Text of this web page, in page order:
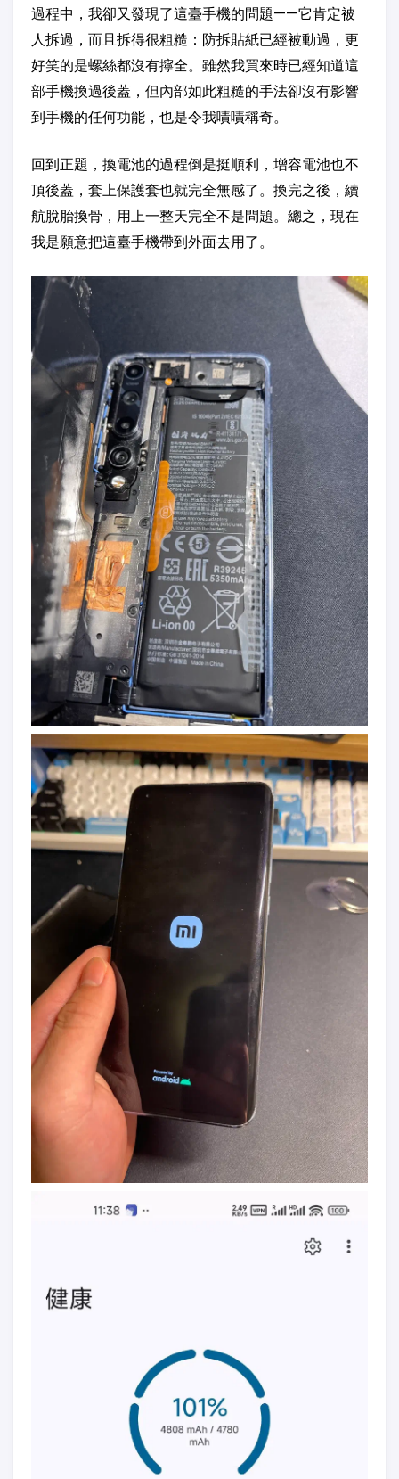
過程中，我卻又發現了這臺手機的問題——它肯定被
人拆過，而且拆得很粗糙：防拆貼紙已經被動過，更
好笑的是螺絲都沒有擰全。雖然我買來時已經知道這
部手機換過後蓋，但內部如此粗糙的手法卻沒有影響
到手機的任何功能，也是令我嘖嘖稱奇。
回到正題，換電池的過程倒是挺順利，增容電池也不
頂後蓋，套上保護套也就完全無感了。換完之後，續
航脫胎換骨，用上一整天完全不是問題。總之，現在
我是願意把這臺手機帶到外面去用了。